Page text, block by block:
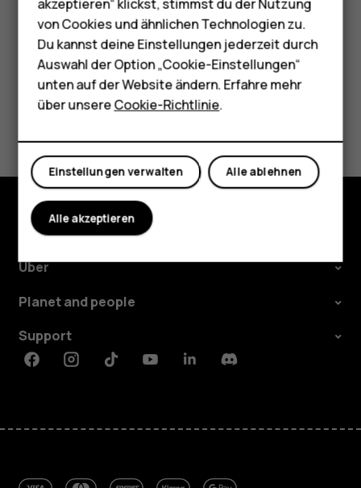
Für Unternehmen
Tablets
Shop
Mein Konto
Did you find this helpful?
Shop
Über
Planet and people
Support
FacebookInstagramTiktokYoutubeLinkedinDiscord
von Cookies und ähnlichen Technologien zu.
Du kannst deine Einstellungen jederzeit durch
Auswahl der Option „Cookie-Einstellungen“
unten auf der Website ändern. Erfahre mehr
über unsereCookie-Richtlinie.
Alle ablehnen
Einstellungen verwalten
Alle akzeptieren